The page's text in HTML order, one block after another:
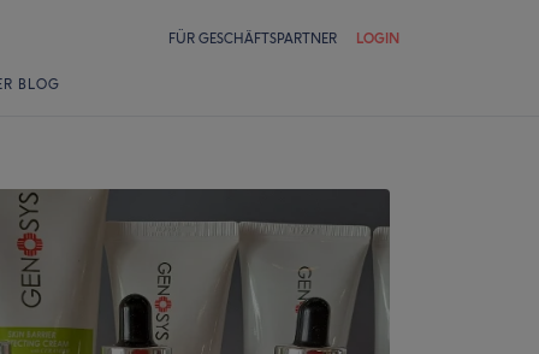
FÜR GESCHÄFTSPARTNER LOGIN
BLOG